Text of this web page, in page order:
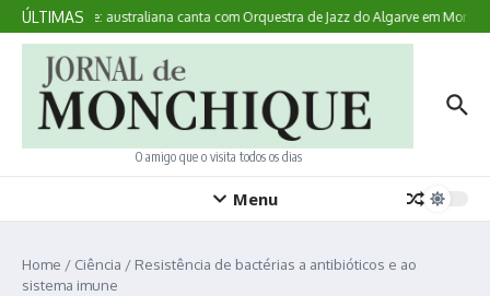
Ir para o conteúdo
ÚLTIMAS
Aqui Acontece: australiana canta com Orquestra de Jazz do Algarve em
O amigo que o visita todos os dias
Menu
Home / Ciência / Resistência de bactérias a antibióticos e ao
sistema imune